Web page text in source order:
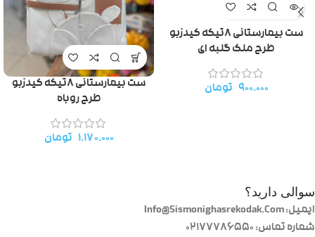
ست بیمارستانی ۸تیکه کیدزبو
طرح ملک گلبه ای
۹۰۰.۰۰۰ تومان
ست بیمارستانی ۸تیکه کیدزبو
طرح روباه
۱.۱۷۰.۰۰۰ تومان
سوالی دارید؟
ایمیل: Info@Sismonighasrekodak.Com
شماره تماس: 02177786550